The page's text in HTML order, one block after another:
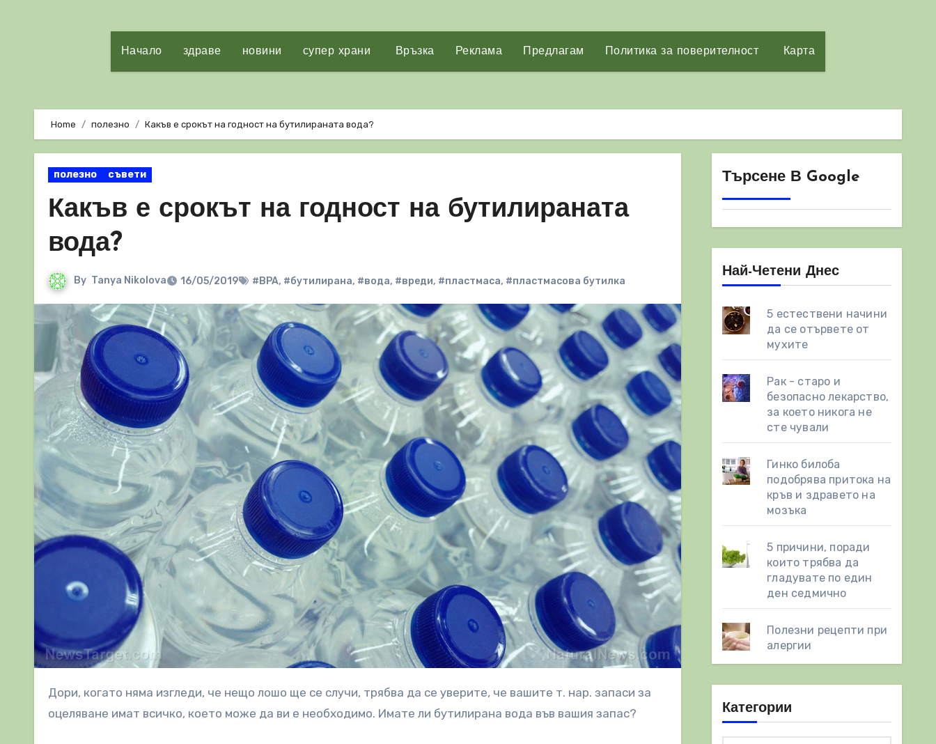
Начало здраве новини супер храни Връзка Реклама Предлагам Политика за поверителност Карта
Home полезно Какъв е срокът на годност на бутилираната вода?
полезно съвети
Какъв е срокът на годност на бутилираната
вода?
By Tanya Nikolova 16/05/2019 #BPA, #бутилирана, #вода, #вреди, #пластмаса, #пластмасова бутилка
Дори, когато няма изгледи, че нещо лошо ще се случи, трябва да се уверите, че вашите т. нар. запаси за
оцеляване имат всичко, което може да ви е необходимо. Имате ли бутилирана вода във вашия запас?
Търсене В Google
Най-Четени Днес
5 естествени начини
да се отървете от
мухите
Рак - старо и
безопасно лекарство,
за което никога не
сте чували
Гинко билоба
подобрява притока на
кръв и здравето на
мозъка
5 причини, поради
които трябва да
гладувате по един
ден седмично
Полезни рецепти при
алергии
Категории